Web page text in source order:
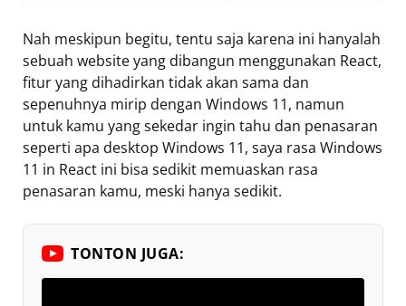
Nah meskipun begitu, tentu saja karena ini hanyalah
sebuah website yang dibangun menggunakan React,
fitur yang dihadirkan tidak akan sama dan
sepenuhnya mirip dengan Windows 11, namun
untuk kamu yang sekedar ingin tahu dan penasaran
seperti apa desktop Windows 11, saya rasa Windows
11 in React ini bisa sedikit memuaskan rasa
penasaran kamu, meski hanya sedikit.
TONTON JUGA: